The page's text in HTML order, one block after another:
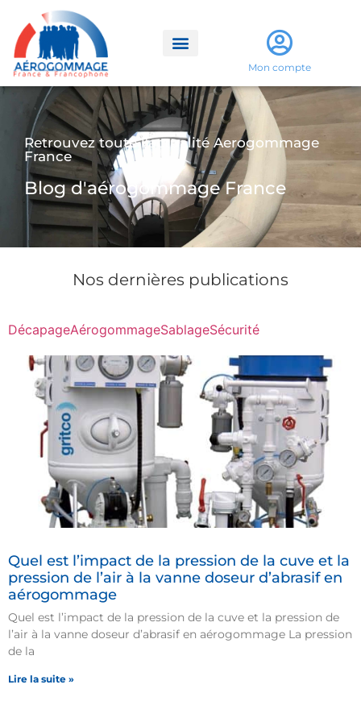
Mon compte
Retrouvez toute l'actualité Aerogommage
France
Blog d'aérogommage France
Nos dernières publications
DécapageAérogommageSablageSécurité
Quel est l’impact de la pression de la cuve et la
pression de l’air à la vanne doseur d’abrasif en
aérogommage
Quel est l’impact de la pression de la cuve et la pression de
l’air à la vanne doseur d’abrasif en aérogommage La pression
de la
Lire la suite »